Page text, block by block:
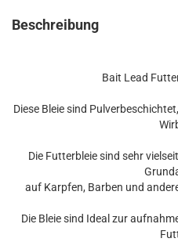
Beschreibung
Bait Lead
Diese Bleie sind
Die Futterbleie sind sehr
auf Karpfen, Barben und
Die Bleie sind Ideal zur